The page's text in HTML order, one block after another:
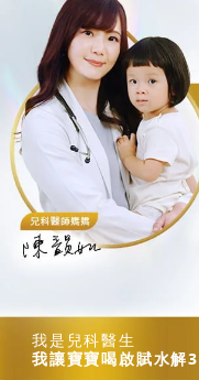
我是兒科醫生
我讓寶寶喝啟賦水解3